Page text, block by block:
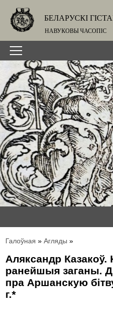
БЕЛАРУСКІ
НАВУКОВЫ ЧАСОПІС
Галоўная »Агляды »
Аляксандр Казакоў.
ранейшыя заганы.
пра Аршанскую
г.*